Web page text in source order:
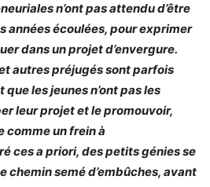
n’ont pas attendu d’être
années écoulées, pour exprimer
dans un projet d’envergure.
autres préjugés sont parfois
les jeunes n’ont pas les
leur projet et le promouvoir,
comme un frein à
ces a priori, des petits génies se
chemin semé d’embûches, avant